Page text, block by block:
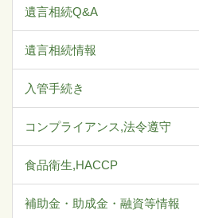
遺言相続Q&A
遺言相続情報
入管手続き
コンプライアンス,法令遵守
食品衛生,HACCP
補助金・助成金・融資等情報